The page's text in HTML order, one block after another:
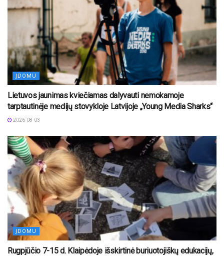
ĮDOMU
Lietuvos jaunimas kviečiamas dalyvauti nemokamoje
tarptautinėje medijų stovykloje Latvijoje „Young Media Sharks“
2026-08-03
ĮDOMU
Rugpjūčio 7-15 d. Klaipėdoje išskirtinė buriuotojiškų edukacijų,